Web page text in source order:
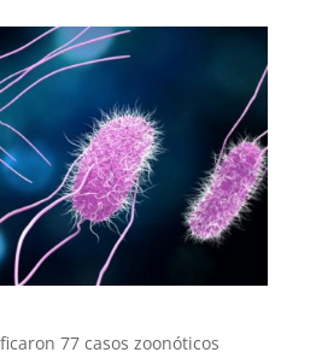
77 casos zoonóticos